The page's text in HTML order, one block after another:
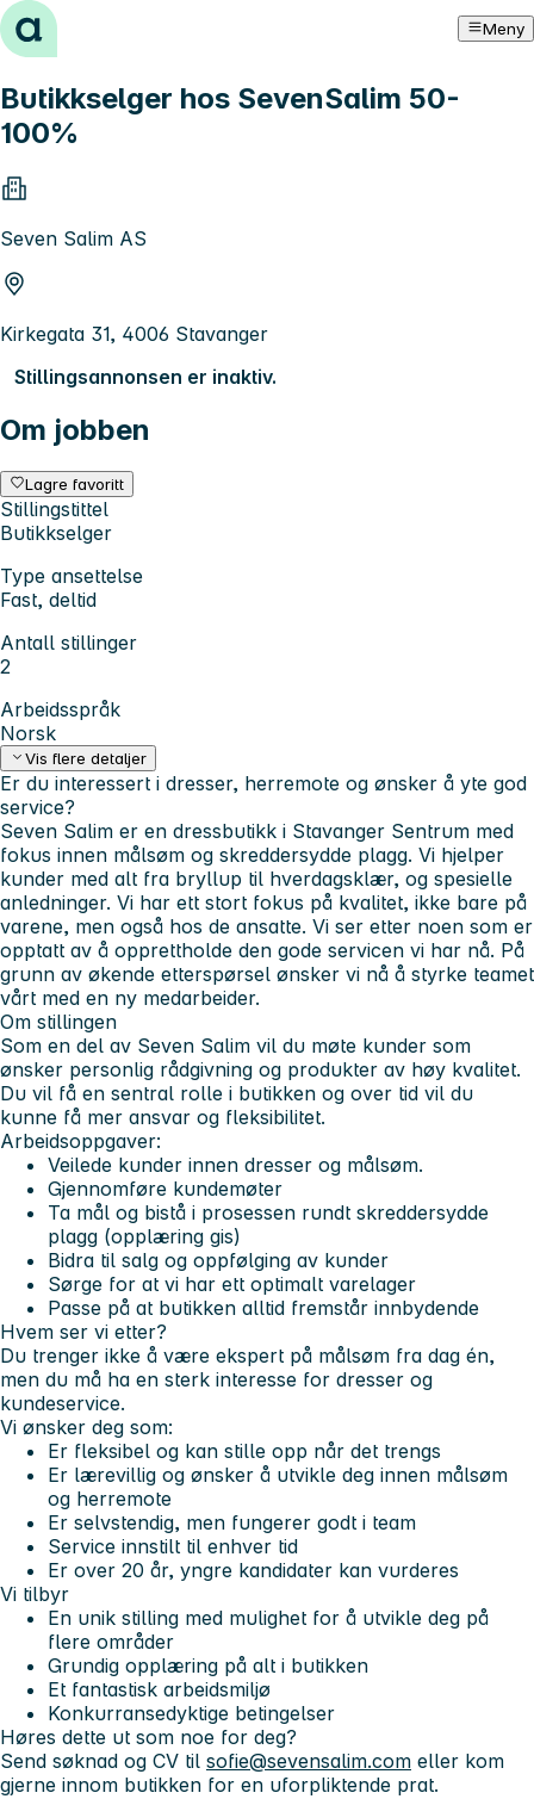
Hopp til innhold Meny
Butikkselger hos SevenSalim 50-
100%
Seven Salim AS
Kirkegata 31, 4006 Stavanger
Stillingsannonsen er inaktiv.
Om jobben
Lagre favoritt
Stillingstittel
Butikkselger
Type ansettelse
Fast, deltid
Antall stillinger
2
Arbeidsspråk
Norsk
Vis flere detaljer
Er du interessert i dresser, herremote og ønsker å yte god
service?
Seven Salim er en dressbutikk i Stavanger Sentrum med
fokus innen målsøm og skreddersydde plagg. Vi hjelper
kunder med alt fra bryllup til hverdagsklær, og spesielle
anledninger. Vi har ett stort fokus på kvalitet, ikke bare på
varene, men også hos de ansatte. Vi ser etter noen som er
opptatt av å opprettholde den gode servicen vi har nå. På
grunn av økende etterspørsel ønsker vi nå å styrke teamet
vårt med en ny medarbeider.
Om stillingen
Som en del av Seven Salim vil du møte kunder som
ønsker personlig rådgivning og produkter av høy kvalitet.
Du vil få en sentral rolle i butikken og over tid vil du
kunne få mer ansvar og fleksibilitet.
Arbeidsoppgaver:
Veilede kunder innen dresser og målsøm.
Gjennomføre kundemøter
Ta mål og bistå i prosessen rundt skreddersydde
plagg (opplæring gis)
Bidra til salg og oppfølging av kunder
Sørge for at vi har ett optimalt varelager
Passe på at butikken alltid fremstår innbydende
Hvem ser vi etter?
Du trenger ikke å være ekspert på målsøm fra dag én,
men du må ha en sterk interesse for dresser og
kundeservice.
Vi ønsker deg som:
Er fleksibel og kan stille opp når det trengs
Er lærevillig og ønsker å utvikle deg innen målsøm
og herremote
Er selvstendig, men fungerer godt i team
Service innstilt til enhver tid
Er over 20 år, yngre kandidater kan vurderes
Vi tilbyr
En unik stilling med mulighet for å utvikle deg på
flere områder
Grundig opplæring på alt i butikken
Et fantastisk arbeidsmiljø
Konkurransedyktige betingelser
Høres dette ut som noe for deg?
Send søknad og CV til sofie@sevensalim.com eller kom
gjerne innom butikken for en uforpliktende prat.